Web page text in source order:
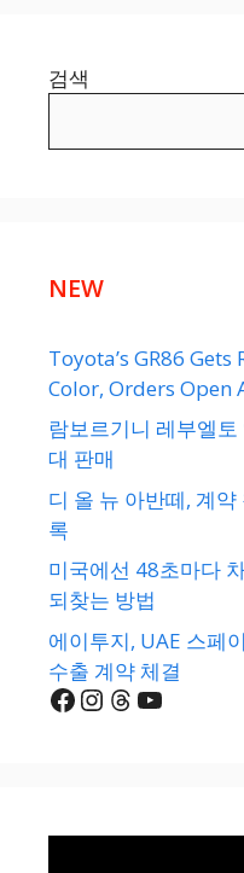
검색
NEW
Toyota’s GR86
Color, Orders Open
람보르기니 레부엘
대 판매
디 올 뉴 아반떼, 계
록
미국에선 48초마다
되찾는 방법
에이투지, UAE 스페
수출 계약 체결
Facebook
Instagram
Threads
YouTube